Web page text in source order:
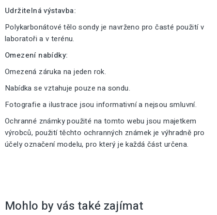
Udržitelná výstavba:
Polykarbonátové tělo sondy je navrženo pro časté použití v
laboratoři a v terénu.
Omezení nabídky:
Omezená záruka na jeden rok.
Nabídka se vztahuje pouze na sondu.
Fotografie a ilustrace jsou informativní a nejsou smluvní.
Ochranné známky použité na tomto webu jsou majetkem
výrobců, použití těchto ochranných známek je výhradně pro
účely označení modelu, pro který je každá část určena.
Mohlo by vás také zajímat